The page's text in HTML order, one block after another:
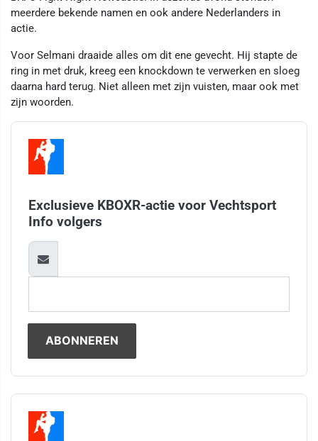
meerdere bekende namen en ook andere Nederlanders in
actie.
Voor Selmani draaide alles om dit ene gevecht. Hij stapte de
ring in met druk, kreeg een knockdown te verwerken en sloeg
daarna hard terug. Niet alleen met zijn vuisten, maar ook met
zijn woorden.
Exclusieve KBOXR-actie voor Vechtsport
Info volgers